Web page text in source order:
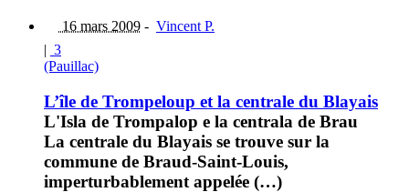
16 mars 2009 - Vincent P.
| 3
(Pauillac)
L’île de Trompeloup et la centrale du Blayais
L'Isla de Trompalop e la centrala de Brau
La centrale du Blayais se trouve sur la
commune de Braud-Saint-Louis,
imperturbablement appelée (…)